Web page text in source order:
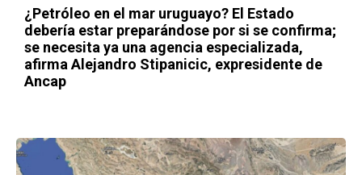
¿Petróleo en el mar uruguayo? El Estado
debería estar preparándose por si se confirma;
se necesita ya una agencia especializada,
afirma Alejandro Stipanicic, expresidente de
Ancap